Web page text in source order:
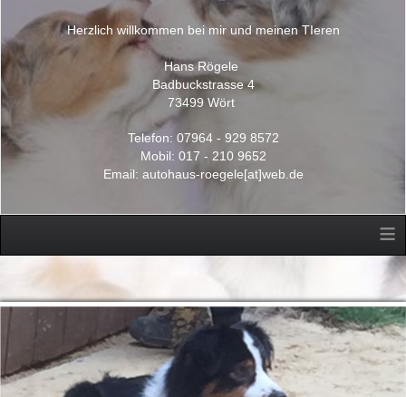
Herzlich willkommen bei mir und meinen TIeren
Hans Rögele
Badbuckstrasse 4
73499 Wört
Telefon: 07964 - 929 8572
Mobil: 017 - 210 9652
Email: autohaus-roegele[at]web.de
≡